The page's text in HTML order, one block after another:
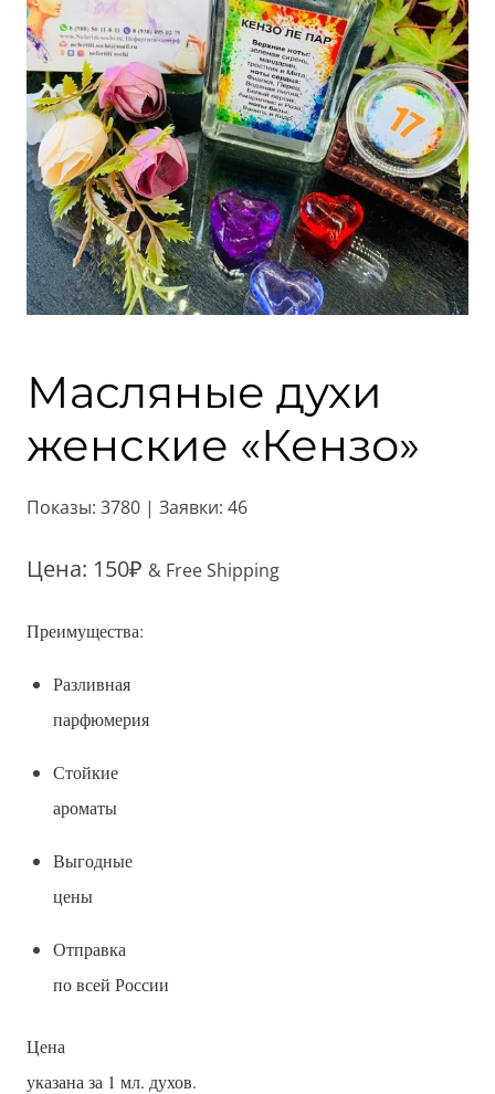
Масляные духи
женские «Кензо»
Показы: 3780 | Заявки: 46
Цена: 150₽ & Free Shipping
Преимущества:
Разливная
парфюмерия
Стойкие
ароматы
Выгодные
цены
Отправка
повсей России
Цена
указана за 1 мл. духов.